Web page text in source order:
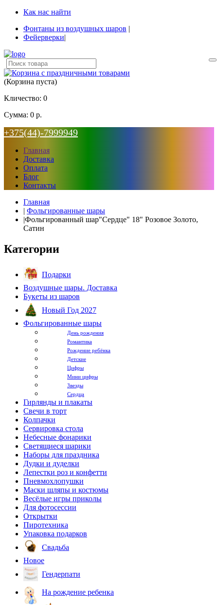
Как нас найти
Фонтаны из воздушных шаров |
Фейерверки|
(Корзина пуста)
Кличество: 0
Сумма: 0 р.
+375(44)-7999949
Главная
Доставка
Оплата
Блог
Контакты
Главная
| Фольгированные шары
|Фольгированный шар"Сердце" 18" Розовое Золото,
Сатин
Категории
Подарки
Воздушные шары. Доставка
Букеты из шаров
Новый Год 2027
Фольгированные шары
День рождения
Романтика
Рождение ребёнка
Детские
Цифры
Мини цифры
Звезды
Сердца
Гирлянды и плакаты
Свечи в торт
Колпачки
Сервировка стола
Небесные фонарики
Светящиеся шарики
Наборы для праздника
Дудки и дуделки
Лепестки роз и конфетти
Пневмохлопушки
Маски шляпы и костюмы
Весёлые игры приколы
Для фотосессии
Открытки
Пиротехника
Упаковка подарков
Свадьба
Новое
Гендерпати
На рождение ребенка